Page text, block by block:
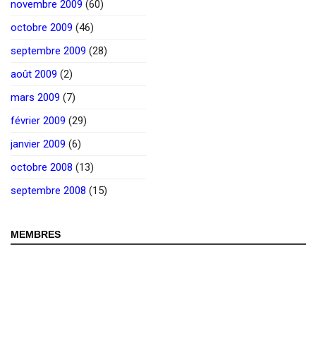
novembre 2009 (60)
octobre 2009 (46)
septembre 2009 (28)
août 2009 (2)
mars 2009 (7)
février 2009 (29)
janvier 2009 (6)
octobre 2008 (13)
septembre 2008 (15)
MEMBRES